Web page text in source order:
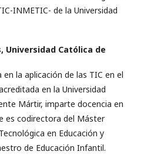
INMETIC- de la Universidad
Universidad Católica de
la aplicación de las TIC en el
en la Universidad
Mártir, imparte docencia en
es codirectora del Máster
en Educación y
de Educación Infantil.